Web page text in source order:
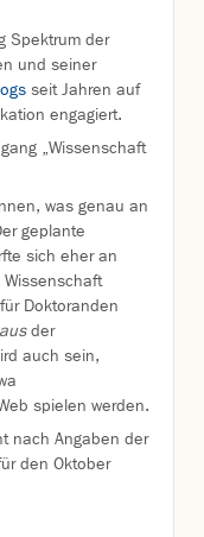
Spektrum der
und seiner
seit Jahren auf
engagiert.
„Wissenschaft
was genau an
geplante
sich eher an
Wissenschaft
Doktoranden
ausder
auch sein,
spielen werden.
nach Angaben der
den Oktober